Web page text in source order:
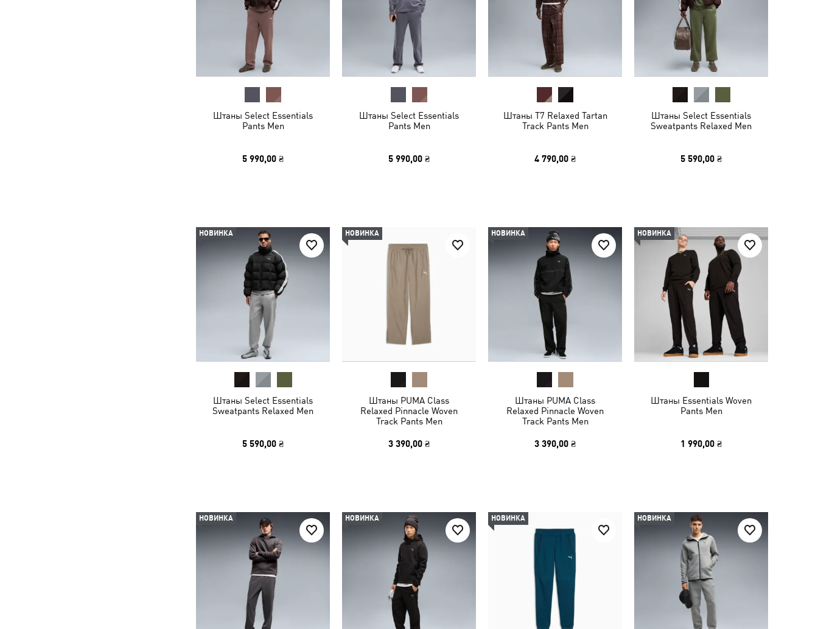
Штаны Select Essentials
Pants Men
5 990,00 ₴
Штаны Select Essentials
Pants Men
5 990,00 ₴
Штаны T7 Relaxed Tartan
Track Pants Men
4 790,00 ₴
Штаны Select Essentials
Sweatpants Relaxed Men
5 590,00 ₴
НОВИНКА
Штаны Select Essentials
Sweatpants Relaxed Men
5 590,00 ₴
НОВИНКА
Штаны PUMA Class
Relaxed Pinnacle Woven
Track Pants Men
3 390,00 ₴
НОВИНКА
Штаны PUMA Class
Relaxed Pinnacle Woven
Track Pants Men
3 390,00 ₴
НОВИНКА
Штаны Essentials Woven
Pants Men
1 990,00 ₴
НОВИНКА НОВИНКА НОВИНКА НОВИНКА